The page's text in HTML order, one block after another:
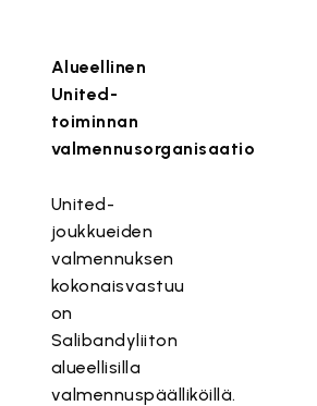
Alueellinen
United-
toiminnan
valmennusorganisaatio
United-
joukkueiden
valmennuksen
kokonaisvastuu
on
Salibandyliiton
alueellisilla
valmennuspäälliköillä.